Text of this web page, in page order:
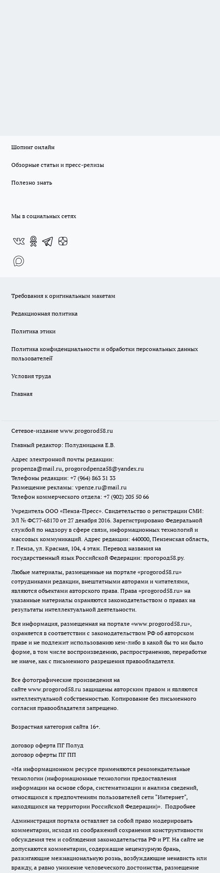
Шопинг онлайн
Обзорные статьи и пресс-релизы
Полезно знать
Мы в социальных сетях
Требования к оригинальным макетам
Редакционная политика
Политика этики
Политика конфиденциальности и обработки персональных данных
пользователей̆
Условия труда
Главная
Сетевое-издание www.progorod58.ru
Главный редактор: Полудницына Е.В.
Адрес электронной почты редакции:
propenza@mail.ru, progorodpenza58@yandex.ru
Телефоны редакции: +7 (964) 863 31 33
Размещение рекламы: vpenze.ru@mail.ru
Телефон коммерческого отдела: +7 (902) 205 50 66
Учредитель ООО «Пенза-Пресс». Свидетельство о регистрации СМИ:
ЭЛ № ФС77-68170 от 27 декабря 2016. Зарегистрировано Федеральной
службой по надзору в сфере связи, информационных технологий и
массовых коммуникаций. Адрес редакции: 440000, Пензенская область,
г. Пенза, ул. Красная, 104, 4 этаж. Перевод названия на
государственный язык Российской Федерации: прогород58.ру.
Любые материалы, размещенные на портале «progorod58.ru»
сотрудниками редакции, внештатными авторами и читателями,
являются объектами авторского права. Права «progorod58.ru» на
указанные материалы охраняются законодательством о правах на
результаты интеллектуальной деятельности.
Вся информация, размещенная на портале «www.progorod58.ru»,
охраняется в соответствии с законодательством РФ об авторском
праве и не подлежит использованию кем-либо в какой бы то ни было
форме, в том числе воспроизведению, распространению, переработке
не иначе, как с письменного разрешения правообладателя.
Все фотографические произведения на
сайте www.progorod58.ru защищены авторским правом и являются
интеллектуальной собственностью. Копирование без письменного
согласия правообладателя запрещено.
Возрастная категория сайта 16+.
договор оферта ПГ Полуд
договор оферты ПГ ПП
«На информационном ресурсе применяются рекомендательные
технологии (информационные технологии предоставления
информации на основе сбора, систематизации и анализа сведений,
относящихся к предпочтениям пользователей сети "Интернет",
находящихся на территории Российской Федерации)». Подробнее
Администрация портала оставляет за собой право модерировать
комментарии, исходя из соображений сохранения конструктивности
обсуждения тем и соблюдения законодательства РФ и РТ. На сайте не
допускаются комментарии, содержащие нецензурную брань,
разжигающие межнациональную рознь, возбуждающие ненависть или
вражду, а равно унижение человеческого достоинства, размещение